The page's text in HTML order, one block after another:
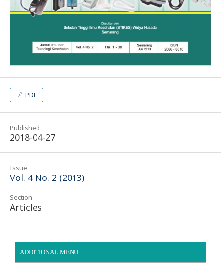
PDF
Published
2018-04-27
Issue
Vol. 4 No. 2 (2013)
Section
Articles
ADDITIONAL MENU